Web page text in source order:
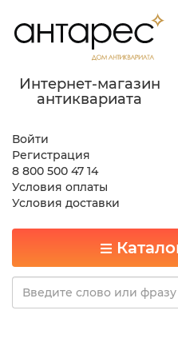
Интернет-магазин
антиквариата
Войти
Регистрация
8 800 500 47 14
Условия оплаты
Условия доставки